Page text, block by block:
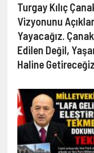
Turgay Kılıç
Vizyonunu
Yayacağız.
Edilen Değil,
Haline